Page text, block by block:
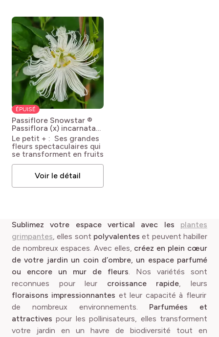
ÉPUISÉ
Passiflore Snowstar ®
Passiflora (x) incarnata
Cooltropics®
'Snowstar®'
Le petit + : Ses grandes
fleurs spectaculaires qui
se transforment en fruits
Voir le détail
Sublimez votre espace vertical avec les plantes
grimpantes, elles sont polyvalentes et peuvent habiller
de nombreux espaces. Avec elles, créez en plein cœur
de votre jardin un coin d’ombre, un espace parfumé
ou encore un mur de fleurs. Nos variétés sont
reconnues pour leur croissance rapide, leurs
floraisons impressionnantes et leur capacité à fleurir
de nombreux environnements. Parfumées et
attractives pour les pollinisateurs, elles transforment
votre jardin en un havre de biodiversité tout en